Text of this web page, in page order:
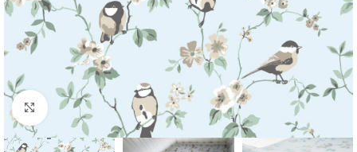
Forstørr bilde